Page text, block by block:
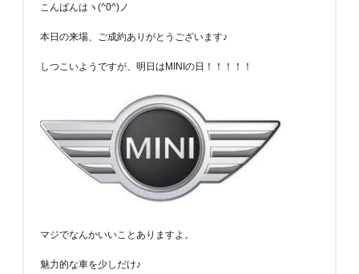
こんばんはヽ(^0^)ノ
本日の来場、ご成約ありがとうございます♪
しつこいようですが、明日はMINIの日！！！！！
マジでなんかいいことありますよ。
魅力的な車を少しだけ♪